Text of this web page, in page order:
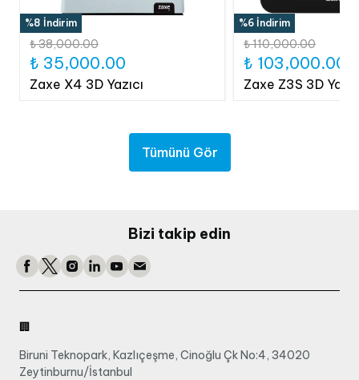
%8 İndirim
₺ 38,000.00
₺ 35,000.00
Zaxe X4 3D Yazıcı
%6 İndirim
₺ 110,000.00
₺ 103,000.00
Zaxe Z3S 3D
Tümünü Gör
Bizi takip edin
🏢
Biruni Teknopark, Kazlıçeşme, Cinoğlu Çk No:4, 34020
Zeytinburnu/İstanbul